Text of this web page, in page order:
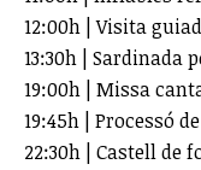
12:00h | Visita
13:30h | Sardinada
19:00h | Missa
19:45h | Processó
22:30h | Castell de